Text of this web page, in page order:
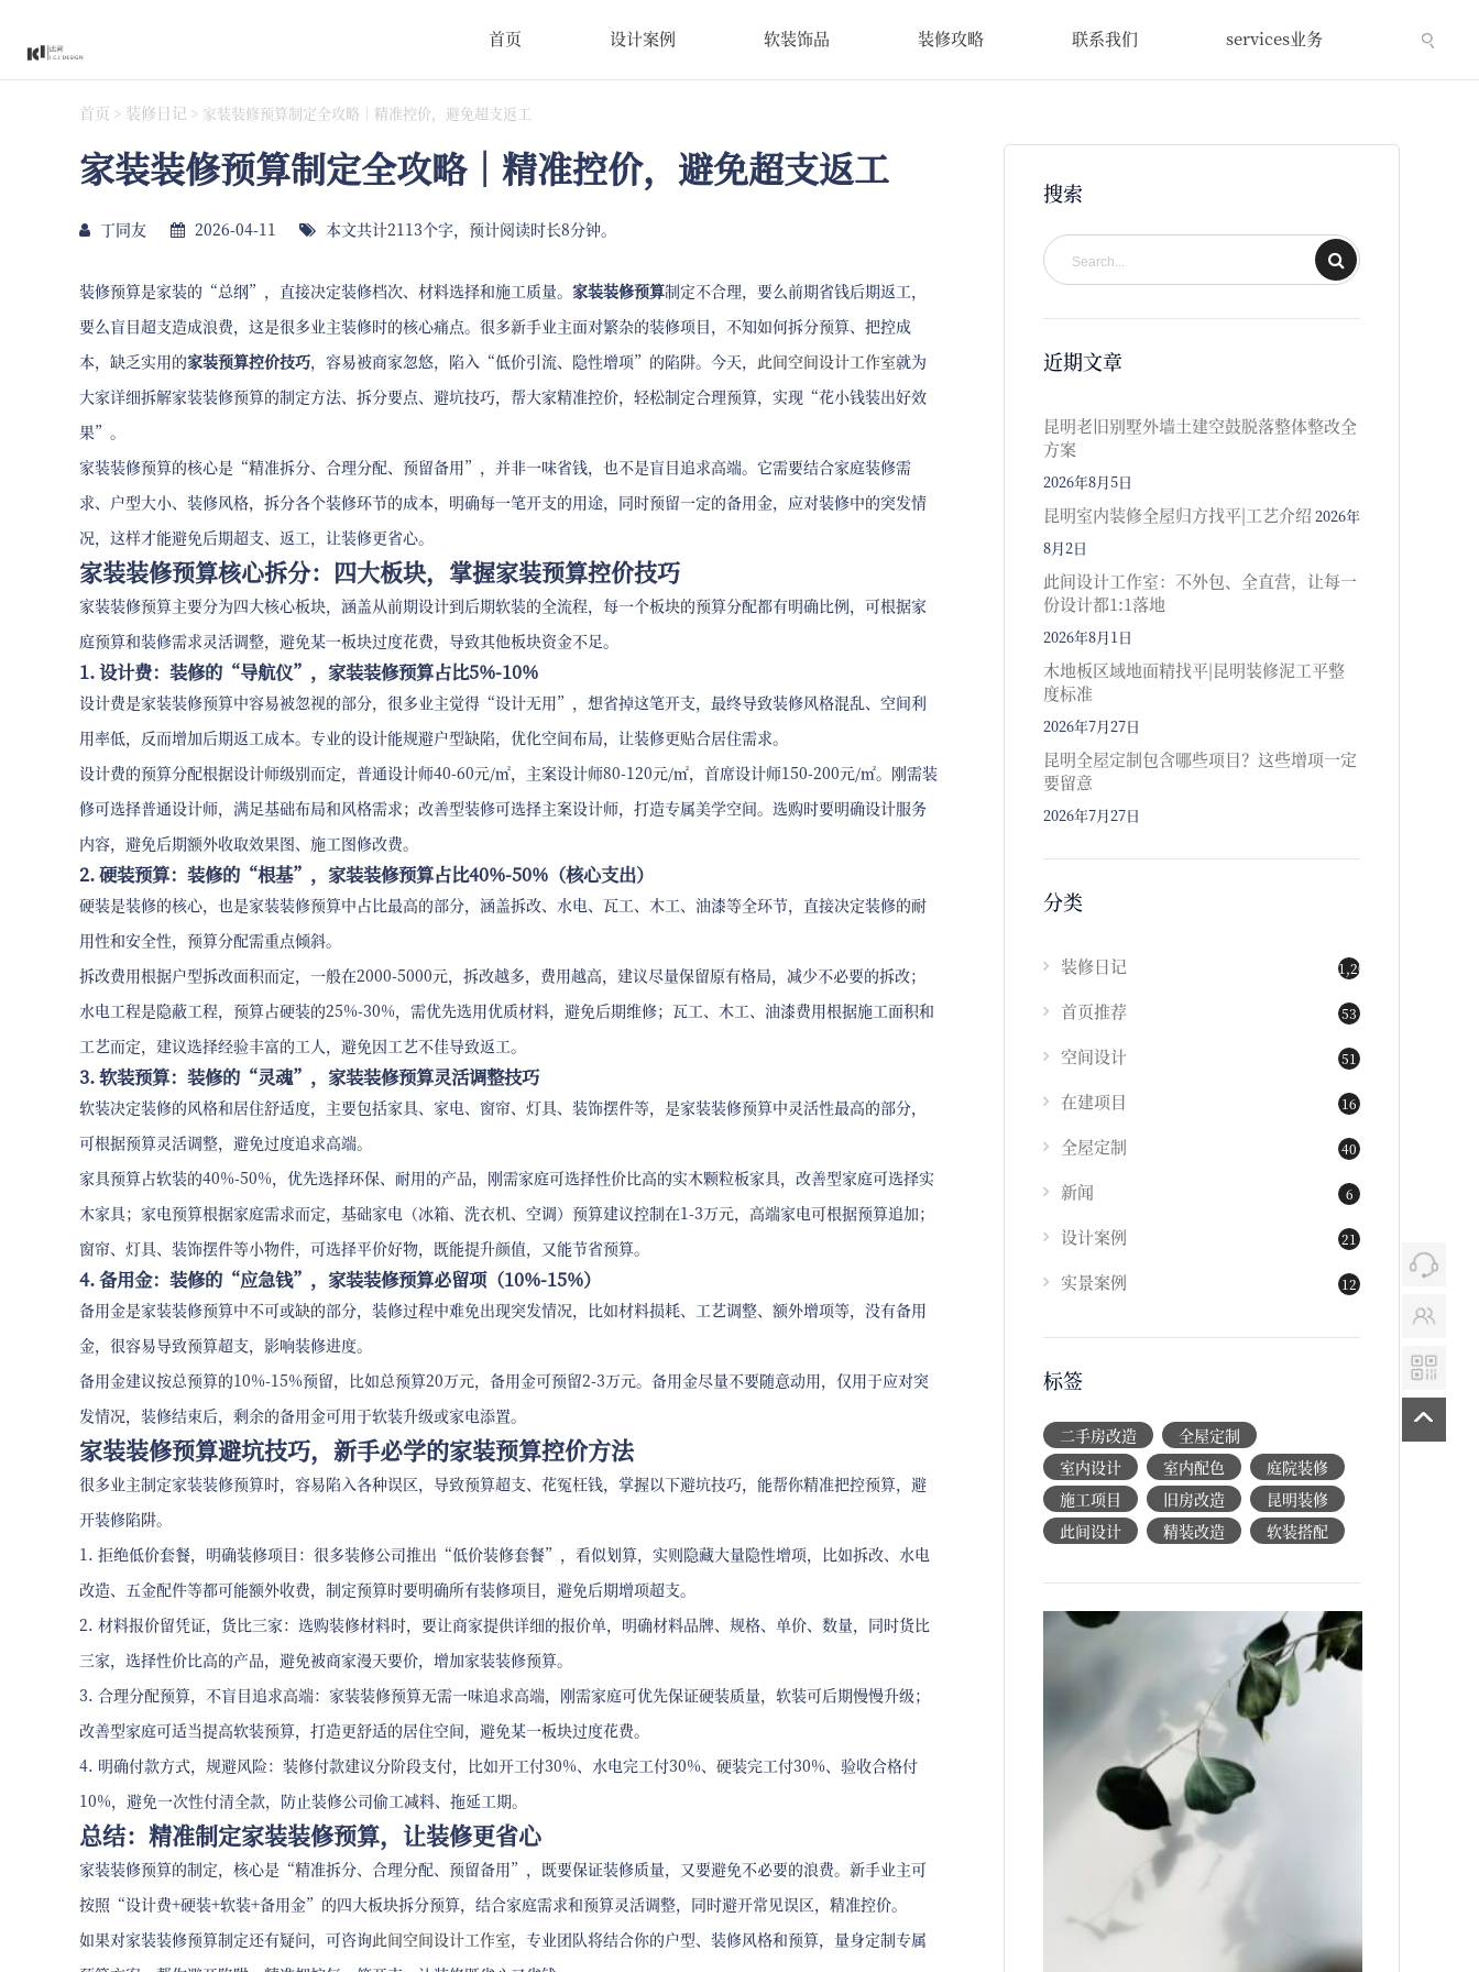
首页 设计案例 软装饰品 装修攻略 联系我们 services业务
首页 > 装修日记 > 家装装修预算制定全攻略｜精准控价，避免超支返工
家装装修预算制定全攻略｜精准控价，避免超支返工
丁同友 2026-04-11 本文共计2113个字，预计阅读时长8分钟。
装修预算是家装的“总纲”，直接决定装修档次、材料选择和施工质量。 家装装修预算制定不合理，要么前期省钱后期返工，
要么盲目超支造成浪费，这是很多业主装修时的核心痛点。很多新手业主面对繁杂的装修项目，不知如何拆分预算、把控成
本，缺乏实用的家装预算控价技巧，容易被商家忽悠，陷入“低价引流、隐性增项”的陷阱。今天， 此间空间设计工作室就为
大家详细拆解家装装修预算的制定方法、拆分要点、避坑技巧，帮大家精准控价，轻松制定合理预算，实现“花小钱装出好效
果”。
家装装修预算的核心是“精准拆分、合理分配、预留备用”，并非一味省钱，也不是盲目追求高端。它需要结合家庭装修需
求、户型大小、装修风格，拆分各个装修环节的成本，明确每一笔开支的用途，同时预留一定的备用金，应对装修中的突发情
况，这样才能避免后期超支、返工，让装修更省心。
家装装修预算核心拆分：四大板块，掌握家装预算控价技巧
家装装修预算主要分为四大核心板块，涵盖从前期设计到后期软装的全流程，每一个板块的预算分配都有明确比例，可根据家
庭预算和装修需求灵活调整，避免某一板块过度花费，导致其他板块资金不足。
1. 设计费：装修的“导航仪”，家装装修预算占比5%-10%
设计费是家装装修预算中容易被忽视的部分，很多业主觉得“设计无用”，想省掉这笔开支，最终导致装修风格混乱、空间利
用率低，反而增加后期返工成本。专业的设计能规避户型缺陷，优化空间布局，让装修更贴合居住需求。
设计费的预算分配根据设计师级别而定，普通设计师40-60元/㎡，主案设计师80-120元/㎡，首席设计师150-200元/㎡。刚需装
修可选择普通设计师，满足基础布局和风格需求；改善型装修可选择主案设计师，打造专属美学空间。选购时要明确设计服务
内容，避免后期额外收取效果图、施工图修改费。
2. 硬装预算：装修的“根基”，家装装修预算占比40%-50%（核心支出）
硬装是装修的核心，也是家装装修预算中占比最高的部分，涵盖拆改、水电、瓦工、木工、油漆等全环节，直接决定装修的耐
用性和安全性，预算分配需重点倾斜。
拆改费用根据户型拆改面积而定，一般在2000-5000元，拆改越多，费用越高，建议尽量保留原有格局，减少不必要的拆改；
水电工程是隐蔽工程，预算占硬装的25%-30%，需优先选用优质材料，避免后期维修；瓦工、木工、油漆费用根据施工面积和
工艺而定，建议选择经验丰富的工人，避免因工艺不佳导致返工。
3. 软装预算：装修的“灵魂”，家装装修预算灵活调整技巧
软装决定装修的风格和居住舒适度，主要包括家具、家电、窗帘、灯具、装饰摆件等，是家装装修预算中灵活性最高的部分，
可根据预算灵活调整，避免过度追求高端。
家具预算占软装的40%-50%，优先选择环保、耐用的产品，刚需家庭可选择性价比高的实木颗粒板家具，改善型家庭可选择实
木家具；家电预算根据家庭需求而定，基础家电（冰箱、洗衣机、空调）预算建议控制在1-3万元，高端家电可根据预算追加；
窗帘、灯具、装饰摆件等小物件，可选择平价好物，既能提升颜值，又能节省预算。
4. 备用金：装修的“应急钱”，家装装修预算必留项（10%-15%）
备用金是家装装修预算中不可或缺的部分，装修过程中难免出现突发情况，比如材料损耗、工艺调整、额外增项等，没有备用
金，很容易导致预算超支，影响装修进度。
备用金建议按总预算的10%-15%预留，比如总预算20万元，备用金可预留2-3万元。备用金尽量不要随意动用，仅用于应对突
发情况，装修结束后，剩余的备用金可用于软装升级或家电添置。
家装装修预算避坑技巧，新手必学的家装预算控价方法
很多业主制定家装装修预算时，容易陷入各种误区，导致预算超支、花冤枉钱，掌握以下避坑技巧，能帮你精准把控预算，避
开装修陷阱。
1. 拒绝低价套餐，明确装修项目：很多装修公司推出“低价装修套餐”，看似划算，实则隐藏大量隐性增项，比如拆改、水电
改造、五金配件等都可能额外收费，制定预算时要明确所有装修项目，避免后期增项超支。
2. 材料报价留凭证，货比三家：选购装修材料时，要让商家提供详细的报价单，明确材料品牌、规格、单价、数量，同时货比
三家，选择性价比高的产品，避免被商家漫天要价，增加家装装修预算。
3. 合理分配预算，不盲目追求高端：家装装修预算无需一味追求高端，刚需家庭可优先保证硬装质量，软装可后期慢慢升级；
改善型家庭可适当提高软装预算，打造更舒适的居住空间，避免某一板块过度花费。
4. 明确付款方式，规避风险：装修付款建议分阶段支付，比如开工付30%、水电完工付30%、硬装完工付30%、验收合格付
10%，避免一次性付清全款，防止装修公司偷工减料、拖延工期。
总结：精准制定家装装修预算，让装修更省心
家装装修预算的制定，核心是“精准拆分、合理分配、预留备用”，既要保证装修质量，又要避免不必要的浪费。新手业主可
按照“设计费+硬装+软装+备用金”的四大板块拆分预算，结合家庭需求和预算灵活调整，同时避开常见误区，精准控价。
如果对家装装修预算制定还有疑问，可咨询此间空间设计工作室，专业团队将结合你的户型、装修风格和预算，量身定制专属
搜索
近期文章
昆明老旧别墅外墙土建空鼓脱落整体整改全
方案
2026年8月5日
昆明室内装修全屋归方找平|工艺介绍 2026年
8月2日
此间设计工作室：不外包、全直营，让每一
份设计都1:1落地
2026年8月1日
木地板区域地面精找平|昆明装修泥工平整
度标准
2026年7月27日
昆明全屋定制包含哪些项目？这些增项一定
要留意
2026年7月27日
分类
装修日记 1,202
首页推荐 53
空间设计 51
在建项目 16
全屋定制 40
新闻 6
设计案例 21
实景案例 12
标签
二手房改造
全屋定制
室内设计
室内配色
庭院装修
施工项目
旧房改造
昆明装修
此间设计
精装改造 软装搭配